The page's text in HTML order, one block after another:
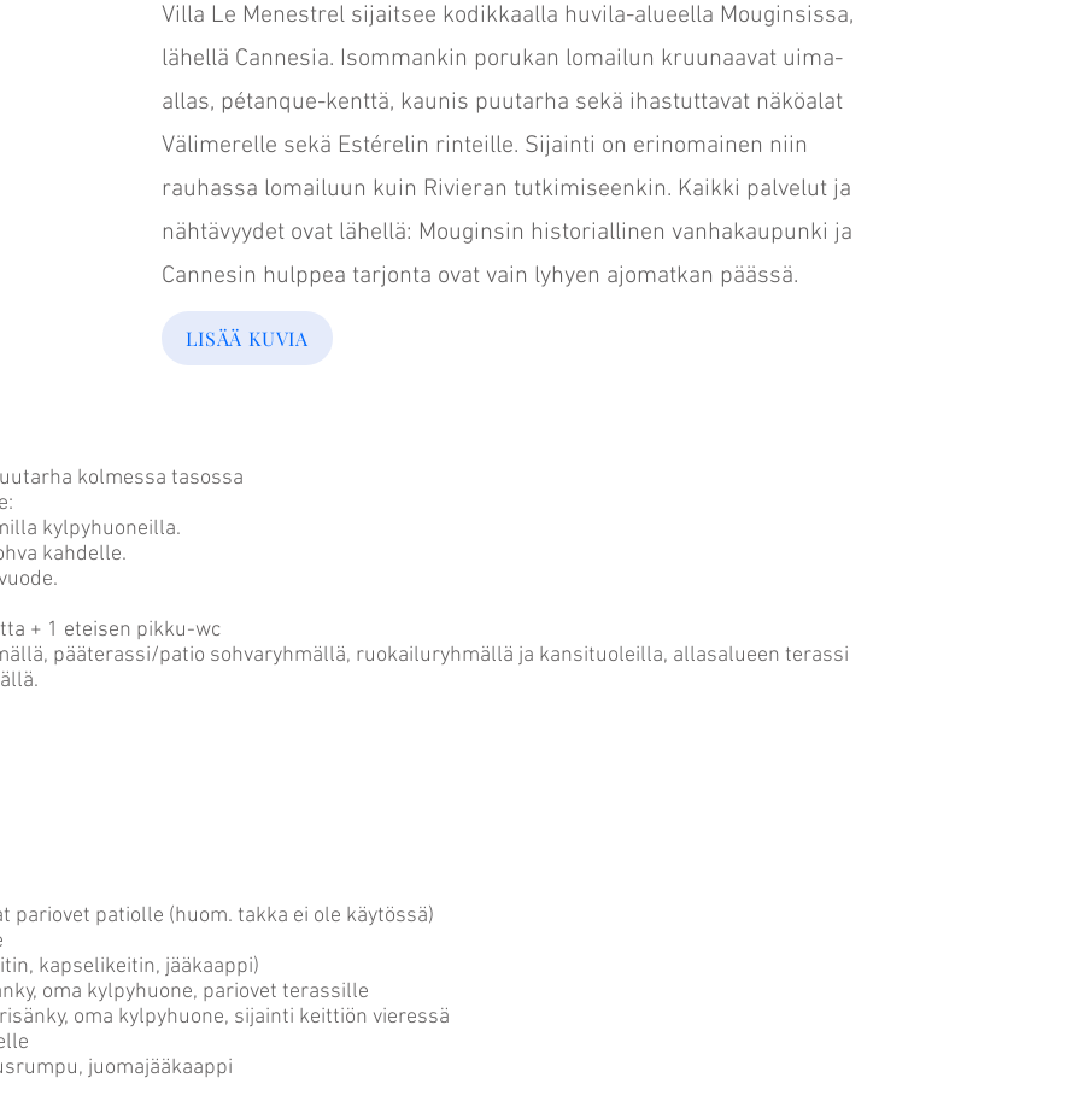
Villa Le Menestrel sijaitsee kodikkaalla huvila-alueella Mouginsissa,
lähellä Cannesia. Isommankin porukan lomailun kruunaavat uima-
allas, pétanque-kenttä, kaunis puutarha sekä ihastuttavat näköalat
Välimerelle sekä Estérelin rinteille. Sijainti on erinomainen niin
rauhassa lomailuun kuin Rivieran tutkimiseenkin. Kaikki palvelut ja
nähtävyydet ovat lähellä: Mouginsin historiallinen vanhakaupunki ja
Cannesin hulppea tarjonta ovat vain lyhyen ajomatkan päässä.
LISÄÄ KUVIA
kolmessa tasossa
kylpyhuoneilla.
kahdelle.
+ 1 eteisen pikku-wc
pääterassi/patio sohvaryhmällä, ruokailuryhmällä ja kansituoleilla, allasalueen terassi
pariovet patiolle (huom. takka ei ole käytössä)
kapselikeitin, jääkaappi)
oma kylpyhuone, pariovet terassille
oma kylpyhuone, sijainti keittiön vieressä
juomajääkaappi